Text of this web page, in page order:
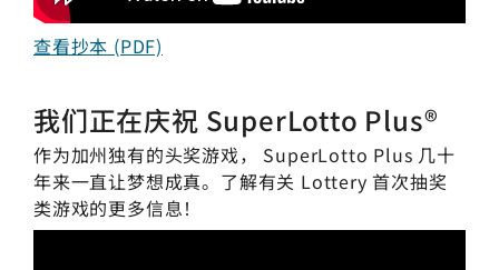
查看抄本 (PDF)
我们正在庆祝 SuperLotto Plus®
作为加州独有的头奖游戏， SuperLotto Plus 几十
年来一直让梦想成真。了解有关 Lottery 首次抽奖
类游戏的更多信息！